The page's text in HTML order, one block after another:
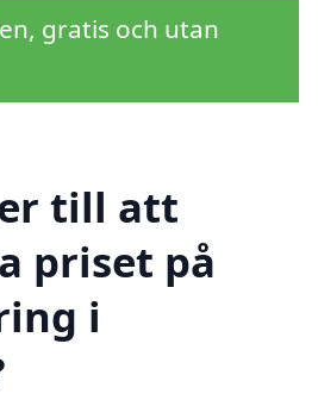
gratis och utan
till att
priset på
i